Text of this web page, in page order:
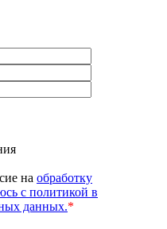
на обработку
с политикой в
данных.*